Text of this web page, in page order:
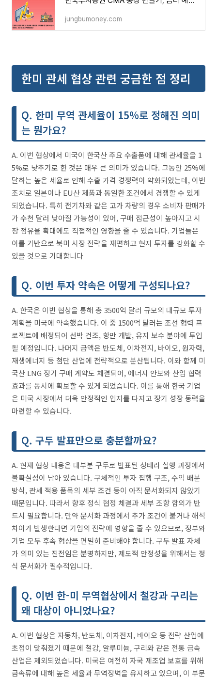
jungbumoney.com
한미 관세 협상 관련 궁금한 점 정리
Q. 한미 무역 관세율이 15%로 정해진 의미
는 뭔가요?
A. 이번 협상에서 미국이 한국산 주요 수출품에 대해 관세율을 1
5%로 낮추기로 한 것은 매우 큰 의미가 있습니다. 그동안 25%에
달하는 높은 세율로 인해 수출 가격 경쟁력이 약화되었는데, 이번
조치로 일본이나 EU산 제품과 동일한 조건에서 경쟁할 수 있게
되었습니다. 특히 전기차와 같은 고가 차량의 경우 소비자 판매가
가 수천 달러 낮아질 가능성이 있어, 구매 접근성이 높아지고 시
장 점유율 확대에도 직접적인 영향을 줄 수 있습니다. 기업들은
이를 기반으로 북미 시장 전략을 재편하고 현지 투자를 강화할 수
있을 것으로 기대합니다
Q. 이번 투자 약속은 어떻게 구성되나요?
A. 한국은 이번 협상을 통해 총 3500억 달러 규모의 대규모 투자
계획을 미국에 약속했습니다. 이 중 1500억 달러는 조선 협력 프
로젝트에 배정되어 선박 건조, 항만 개발, 유지 보수 분야에 투입
될 예정입니다. 나머지 금액은 반도체, 이차전지, 바이오, 원자력,
재생에너지 등 첨단 산업에 전략적으로 분산됩니다. 이와 함께 미
국산 LNG 장기 구매 계약도 체결되어, 에너지 안보와 산업 협력
효과를 동시에 확보할 수 있게 되었습니다. 이를 통해 한국 기업
은 미국 시장에서 더욱 안정적인 입지를 다지고 장기 성장 동력을
마련할 수 있습니다.
Q. 구두 발표만으로 충분할까요?
A. 현재 협상 내용은 대부분 구두로 발표된 상태라 실행 과정에서
불확실성이 남아 있습니다. 구체적인 투자 집행 구조, 수익 배분
방식, 관세 적용 품목의 세부 조건 등이 아직 문서화되지 않았기
때문입니다. 따라서 향후 정식 협정 체결과 세부 조항 합의가 반
드시 필요합니다. 만약 문서화 과정에서 추가 조건이 붙거나 해석
차이가 발생한다면 기업의 전략에 영향을 줄 수 있으므로, 정부와
기업 모두 후속 협상을 면밀히 준비해야 합니다. 구두 발표 자체
가 의미 있는 진전임은 분명하지만, 제도적 안정성을 위해서는 정
식 문서화가 필수적입니다.
Q. 이번 한-미 무역협상에서 철강과 구리는
왜 대상이 아니었나요?
A. 이번 협상은 자동차, 반도체, 이차전지, 바이오 등 전략 산업에
초점이 맞춰졌기 때문에 철강, 알루미늄, 구리와 같은 전통 금속
산업은 제외되었습니다. 미국은 여전히 자국 제조업 보호를 위해
금속류에 대해 높은 세율과 무역장벽을 유지하고 있으며, 이 부문